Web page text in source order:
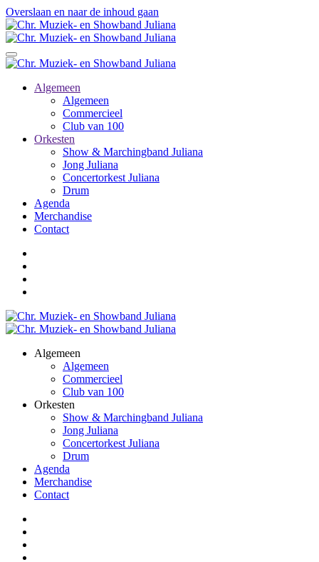
Overslaan en naar de inhoud gaan
Algemeen
Algemeen
Commercieel
Club van 100
Orkesten
Show & Marchingband Juliana
Jong Juliana
Concertorkest Juliana
Drum
Agenda
Merchandise
Contact
Algemeen
Algemeen
Commercieel
Club van 100
Orkesten
Show & Marchingband Juliana
Jong Juliana
Concertorkest Juliana
Drum
Agenda
Merchandise
Contact